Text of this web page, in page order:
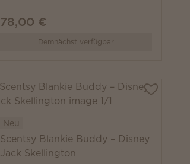
78,00 €
Demnächst verfügbar
Neu
Scentsy Blankie Buddy – Disney
Jack Skellington